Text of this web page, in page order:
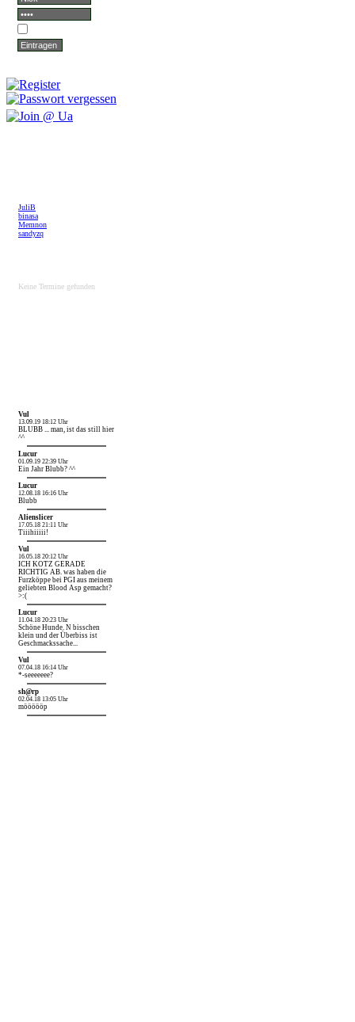
JuliB
binasa
Memnon
sandyzq
Keine Termine gefunden
Vul
13.09.19 18:12 Uhr
BLUBB ... man, ist das still hier
^^
Lucur
01.09.19 22:39 Uhr
Ein Jahr Blubb? ^^
Lucur
12.08.18 16:16 Uhr
Blubb
Alienslicer
17.05.18 21:11 Uhr
Tiiihiiiii!
Vul
16.05.18 20:12 Uhr
ICH KOTZ GERADE
RICHTIG AB. was haben die
Furzköppe bei PGI aus meinem
geliebten Blood Asp gemacht?
>:(
Lucur
11.04.18 20:23 Uhr
Schöne Hunde. N bisschen
klein und der Überbiss ist
Geschmackssache...
Vul
07.04.18 16:14 Uhr
*-seeeeeee?
sh@rp
02.04.18 13:05 Uhr
möööööp